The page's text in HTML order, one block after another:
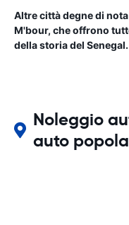
Altre città degne di
M'bour, che offrono
della storia del Senegal.
Noleggio
auto